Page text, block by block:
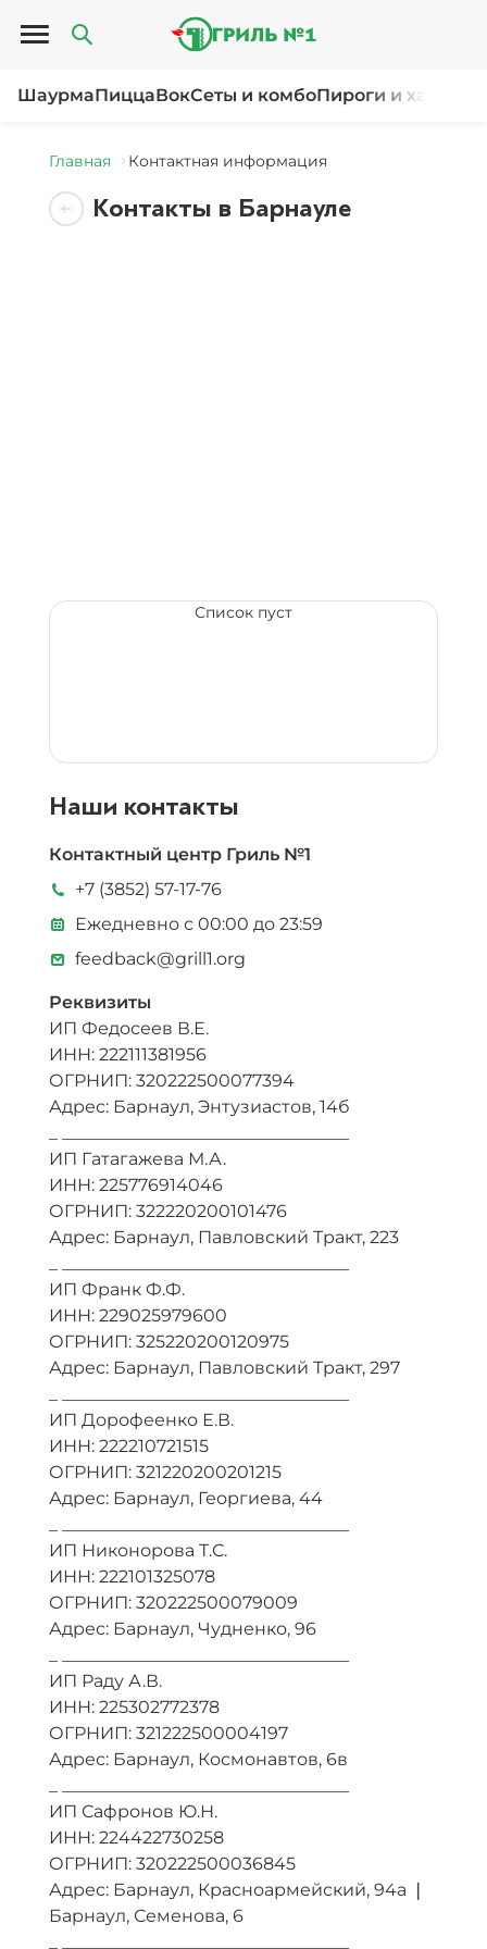
Открыть меню
ШаурмаПиццаВокСеты и комбоПироги и
Главная Контактная информация
Контакты в Барнауле
Список пуст
Наши контакты
Контактный центр Гриль №1
+7 (3852) 57-17-76
Ежедневно с 00:00 до 23:59
feedback@grill1.org
Реквизиты
ИП Федосеев В.Е.
ИНН: 222111381956
ОГРНИП: 320222500077394
Адрес: Барнаул, Энтузиастов, 14б
ИП Гатагажева М.А.
ИНН: 225776914046
ОГРНИП: 322220200101476
Адрес: Барнаул, Павловский Тракт, 223
ИП Франк Ф.Ф.
ИНН: 229025979600
ОГРНИП: 325220200120975
Адрес: Барнаул, Павловский Тракт, 297
ИП Дорофеенко Е.В.
ИНН: 222210721515
ОГРНИП: 321220200201215
Адрес: Барнаул, Георгиева, 44
ИП Никонорова Т.С.
ИНН: 222101325078
ОГРНИП: 320222500079009
Адрес: Барнаул, Чудненко, 96
ИП Раду А.В.
ИНН: 225302772378
ОГРНИП: 321222500004197
Адрес: Барнаул, Космонавтов, 6в
ИП Сафронов Ю.Н.
ИНН: 224422730258
ОГРНИП: 320222500036845
Адрес: Барнаул, Красноармейский, 94а ❘
Барнаул, Семенова, 6